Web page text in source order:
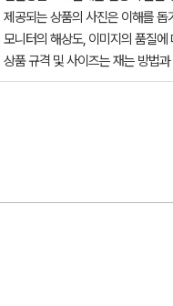
제공되는 상품의 사진은 이해를
모니터의 해상도, 이미지의 품질
상품 규격 및 사이즈는 재는 방법